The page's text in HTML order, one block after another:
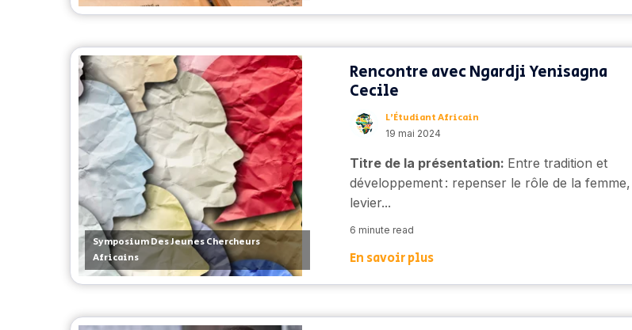
Symposium Des Jeunes Chercheurs
Africains
Rencontre avec Ngardji Yenisagna
Cecile
L’Étudiant Africain
19 mai 2024
Titre de la présentation: Entre tradition et
développement : repenser le rôle de la femme,
levier...
6 minute read
En savoir plus